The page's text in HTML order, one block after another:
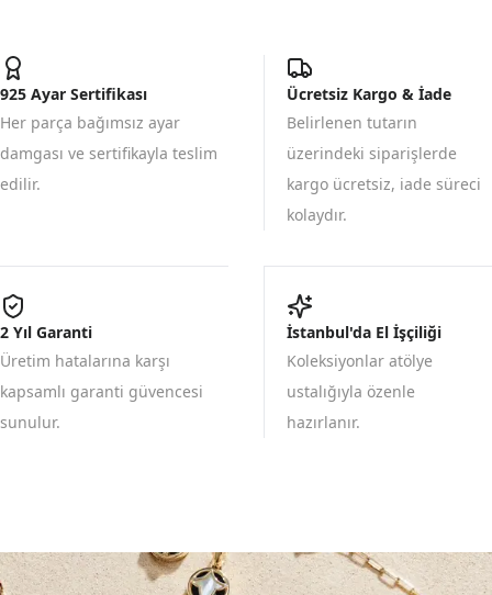
925 Ayar Sertifikası
Her parça bağımsız ayar
damgası ve sertifikayla teslim
edilir.
Ücretsiz Kargo & İade
Belirlenen tutarın
üzerindeki siparişlerde
kargo ücretsiz, iade süreci
kolaydır.
2 Yıl Garanti
Üretim hatalarına karşı
kapsamlı garanti güvencesi
sunulur.
İstanbul'da El İşçiliği
Koleksiyonlar atölye
ustalığıyla özenle
hazırlanır.